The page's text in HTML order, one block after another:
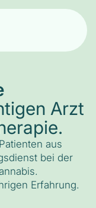
Arzt
aus
bei der
Erfahrung.